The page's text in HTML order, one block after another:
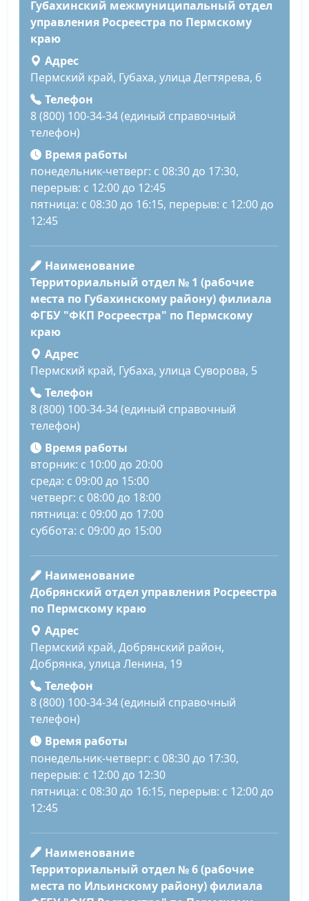
Губахинский межмуниципальный отдел
управления Росреестра по Пермскому
краю
Адрес
Пермский край, Губаха, улица Дегтярева, 6
Телефон
8 (800) 100-34-34 (единый справочный
телефон)
Время работы
понедельник-четверг: с 08:30 до 17:30,
перерыв: с 12:00 до 12:45
пятница: с 08:30 до 16:15, перерыв: с 12:00 до
12:45
Наименование
Территориальный отдел № 1 (рабочие
места по Губахинскому району) филиала
ФГБУ "ФКП Росреестра" по Пермскому
краю
Адрес
Пермский край, Губаха, улица Суворова, 5
Телефон
8 (800) 100-34-34 (единый справочный
телефон)
Время работы
вторник: с 10:00 до 20:00
среда: с 09:00 до 15:00
четверг: с 08:00 до 18:00
пятница: с 09:00 до 17:00
суббота: с 09:00 до 15:00
Наименование
Добрянский отдел управления Росреестра
по Пермскому краю
Адрес
Пермский край, Добрянский район,
Добрянка, улица Ленина, 19
Телефон
8 (800) 100-34-34 (единый справочный
телефон)
Время работы
понедельник-четверг: с 08:30 до 17:30,
перерыв: с 12:00 до 12:30
пятница: с 08:30 до 16:15, перерыв: с 12:00 до
12:45
Наименование
Территориальный отдел № 6 (рабочие
места по Ильинскому району) филиала